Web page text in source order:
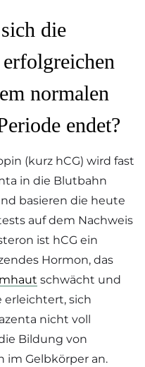
die
normalen
endet?
(kurz hCG) wird fast
in die Blutbahn
basieren die heute
auf dem Nachweis
ist hCG ein
Hormon, das
schwächt und
erleichtert, sich
nicht voll
Bildung von
im Gelbkörper an.